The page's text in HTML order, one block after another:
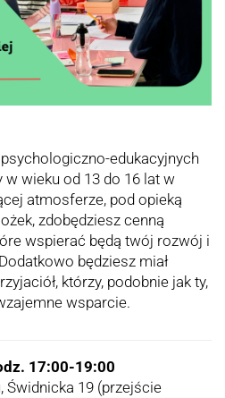
edukacyjnych
w wieku od 13 do 16 lat w
atmosferze, pod opieką
zdobędziesz cenną
wspierać będą twój rozwój i
będziesz miał
którzy, podobnie jak ty,
wsparcie.
17:00-19:00
Świdnicka 19 (przejście